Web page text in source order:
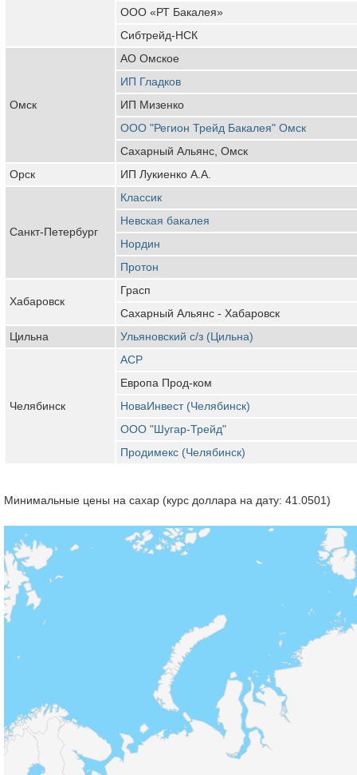
ООО «РТ Бакалея»
Сибтрейд-НСК
Омск
АО Омское
ИП Гладков
ИП Мизенко
ООО "Регион Трейд Бакалея" Омск
Сахарный Альянс, Омск
Орск
ИП Лукиенко А.А.
Санкт-Петербург
Классик
Невская бакалея
Нордин
Протон
Хабаровск
Грасп
Сахарный Альянс - Хабаровск
Цильна
Ульяновский с/з (Цильна)
Челябинск
АСР
Европа Прод-ком
НоваИнвест (Челябинск)
ООО "Шугар-Трейд"
Продимекс (Челябинск)
Минимальные цены на сахар (курс доллара на дату: 41.0501)